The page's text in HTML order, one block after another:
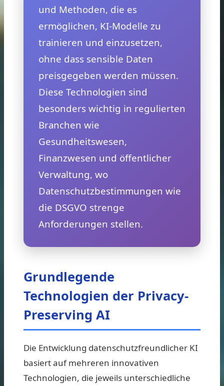
und Methoden, die es
ermöglichen, KI-Modelle zu
trainieren und einzusetzen,
ohne dass sensible Daten
preisgegeben werden müssen.
Diese Technologien sind
besonders wichtig in regulierten
Branchen wie
Gesundheitswesen,
Finanzwesen und öffentlicher
Verwaltung, wo
Datenschutzbestimmungen wie
die DSGVO strenge
Anforderungen stellen.
Grundlegende
Technologien der Privacy-
Preserving AI
Die Entwicklung datenschutzfreundlicher KI
basiert auf mehreren innovativen
Technologien, die jeweils unterschiedliche